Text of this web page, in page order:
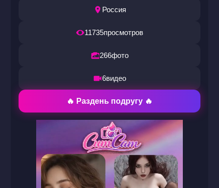
Россия
11735просмотров
266фото
6видео
🔥 Раздень подругу 🔥